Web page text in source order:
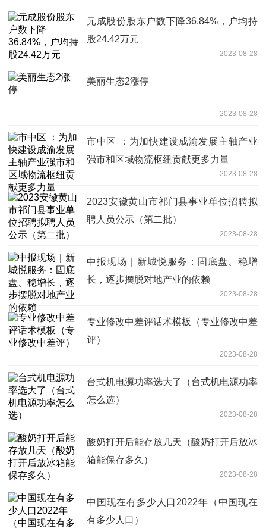
元成股份股东户数下降36.84%，户均持
股24.42万元
2023-08-28
美丽生态2涨停
2023-08-28
市中区 ：为加快建设成渝发展主轴产业
强市和区域物流枢纽贡献更多力量
2023-08-28
2023安徽黄山市祁门县事业单位招聘拟
聘人员公示（第二批）
2023-08-28
中报现场｜新城悦服务：固底盘、稳增
长，逐步摆脱对地产业的依赖
2023-08-28
专业修改中差评话术模板（专业修改中差
评）
2023-08-28
台式机电源功率选大了（台式机电源功率
怎么选）
2023-08-28
酸奶打开后能存放几天（酸奶打开后放冰
箱能保存多久）
2023-08-28
中国现在有多少人口2022年（中国现在
有多少人口）